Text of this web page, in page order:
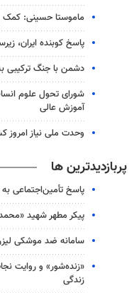
ماموستا حسینی: کمک
پاسخ کوبنده ایران،
دشمن با جنگ ترکیبی
شورای تحول علوم
آموزش عالی
وحدت ملی نیاز امروز
پربازدیدترین ها
پاسخ تأمین‌اجتماعی
پیکر مطهر شهید
سامانه ضد موشکی
«زنده‌شور» و روایت
زندگی